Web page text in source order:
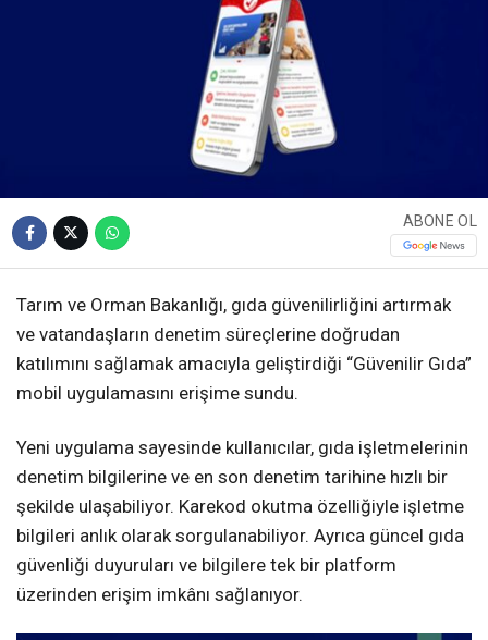
ABONE OL
Tarım ve Orman Bakanlığı, gıda güvenilirliğini artırmak
ve vatandaşların denetim süreçlerine doğrudan
katılımını sağlamak amacıyla geliştirdiği “Güvenilir Gıda”
mobil uygulamasını erişime sundu.
Yeni uygulama sayesinde kullanıcılar, gıda işletmelerinin
denetim bilgilerine ve en son denetim tarihine hızlı bir
şekilde ulaşabiliyor. Karekod okutma özelliğiyle işletme
bilgileri anlık olarak sorgulanabiliyor. Ayrıca güncel gıda
güvenliği duyuruları ve bilgilere tek bir platform
üzerinden erişim imkânı sağlanıyor.